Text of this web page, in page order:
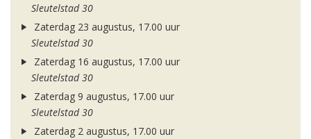
Sleutelstad 30
Zaterdag 23 augustus, 17.00 uur
Sleutelstad 30
Zaterdag 16 augustus, 17.00 uur
Sleutelstad 30
Zaterdag 9 augustus, 17.00 uur
Sleutelstad 30
Zaterdag 2 augustus, 17.00 uur